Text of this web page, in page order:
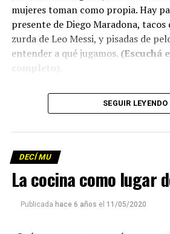
mujeres toman como propia. Hay
presente de Diego Maradona, tacos
zurda de Leo Messi, y pisadas de
entender a qué jugamos. (Escuchá
Descargar los archivos de audio:
Descargar el programa
La reproducción de este programa
que mandar un mail a
emitir todos los programas de Decí
SEGUIR LEYENDO
DECÍ MU
La cocina como lugar
Publicada hace 6 años el 11/05/2020